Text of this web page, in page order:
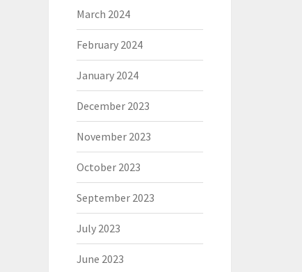
March 2024
February 2024
January 2024
December 2023
November 2023
October 2023
September 2023
July 2023
June 2023